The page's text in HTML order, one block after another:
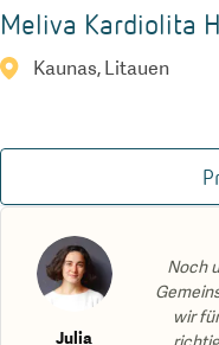
Meliva Kardiolita
Kaunas, Litauen
Julia
Noch
wir